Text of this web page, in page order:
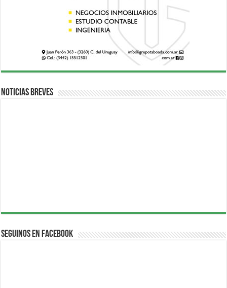
Noticias breves
Seguinos en Facebook